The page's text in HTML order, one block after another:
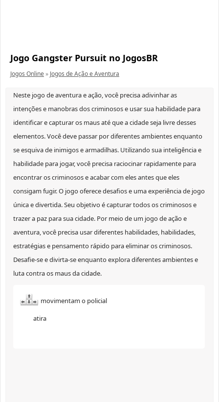
Jogo Gangster Pursuit no JogosBR
Jogos Online» Jogos de Ação e Aventura
Neste jogo de aventura e ação, você precisa adivinhar as
intenções e manobras dos criminosos e usar sua habilidade para
identificar e capturar os maus até que a cidade seja livre desses
elementos. Você deve passar por diferentes ambientes enquanto
se esquiva de inimigos e armadilhas. Utilizando sua inteligência e
habilidade para jogar, você precisa raciocinar rapidamente para
encontrar os criminosos e acabar com eles antes que eles
consigam fugir. O jogo oferece desafios e uma experiência de jogo
única e divertida. Seu objetivo é capturar todos os criminosos e
trazer a paz para sua cidade. Por meio de um jogo de ação e
aventura, você precisa usar diferentes habilidades, habilidades,
estratégias e pensamento rápido para eliminar os criminosos.
Desafie-se e divirta-se enquanto explora diferentes ambientes e
luta contra os maus da cidade.
movimentam o policial
atira